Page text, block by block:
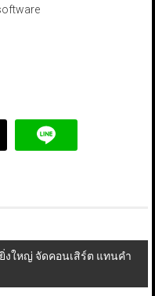
ยิ่งใหญ่ จัดคอนเสิร์ต แทนคำ